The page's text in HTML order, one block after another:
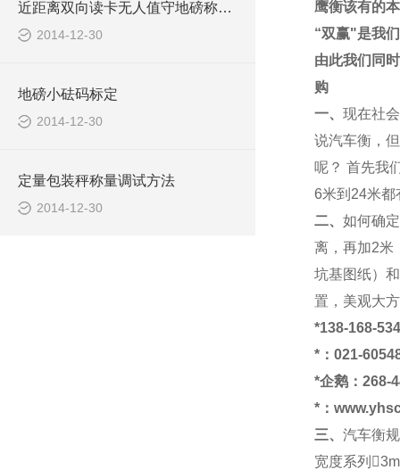
近距离双向读卡无人值守地磅称重系统报价清单
2014-12-30
地磅小砝码标定
2014-12-30
定量包装秤称量调试方法
2014-12-30
鹰衡该有的
“双赢"是我
由此我们同
购
一、 现在社
说汽车衡，
呢？ 首先我
6米到 24米都
二、 如何确定
离，再加2米
坑基图纸）
置，美观大
*138-168-
*： 021-
*企鹅： 268-
*：
三、 汽车衡
宽度系列